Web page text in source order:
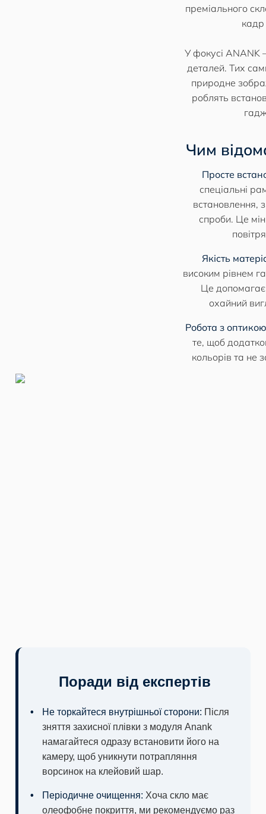
преміального
кадр
У фокусі ANANK
деталей. Тих
природне
роблять
Чим
Просте
спеціальні
встановлення,
спроби. Це
Якість
високим рівнем
Це
охайний
Робота з
те, щоб
кольорів та
Поради від експертів
Не торкайтеся внутрішньої сторони: Після
зняття захисної плівки з модуля Anank
намагайтеся одразу встановити його на
камеру, щоб уникнути потрапляння
ворсинок на клейовий шар.
Періодичне очищення: Хоча скло має
олеофобне покриття, ми рекомендуємо раз